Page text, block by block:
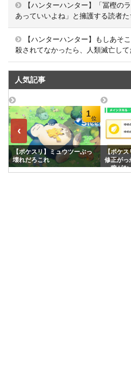
【ハンターハンター】「冨樫の
あっていいよね」と擁護する読者た
【ハンターハンター】もしあそ
殺されてなかったら、人類滅亡して
人気記事
‹
1
【ポケスリ】ミュウツーぶっ
壊れだろこれ
【ポケ
修正がっ
ー稼がな